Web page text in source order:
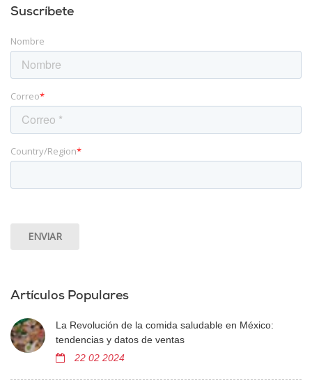
Suscríbete
Nombre
Correo*
Country/Region*
Artículos Populares
La Revolución de la comida saludable en México:
tendencias y datos de ventas
22 02 2024